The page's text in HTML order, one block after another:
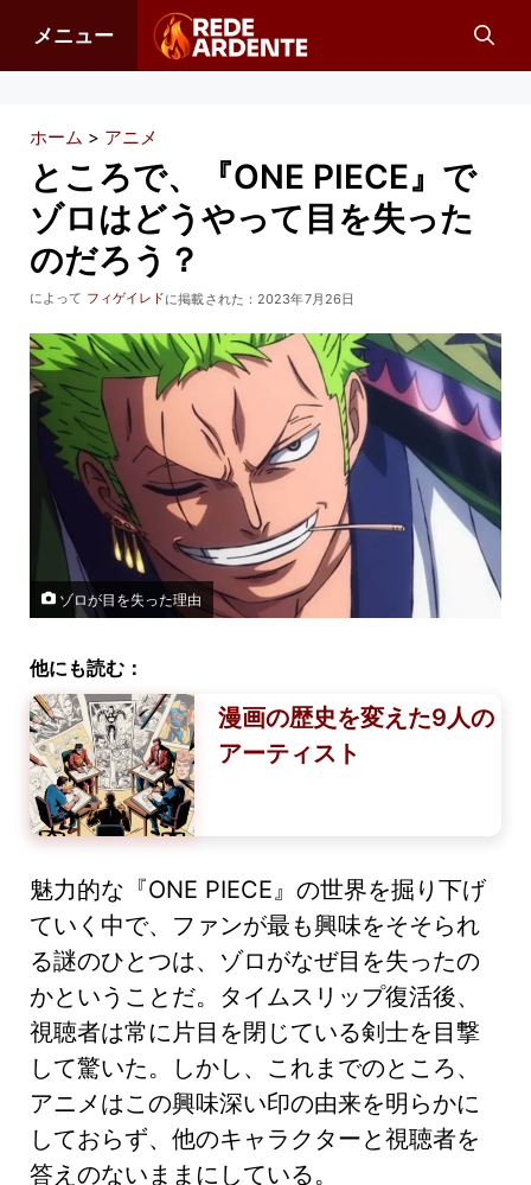
メニュー
ホーム > アニメ
ところで、『ONE PIECE』で
ゾロはどうやって目を失った
のだろう？
に掲載された： 2023年7月26日
によって フィゲイレド
ゾロが目を失った理由
他にも読む：
漫画の歴史を変えた9人の
アーティスト
魅力的な『ONE PIECE』の世界を掘り下げ
ていく中で、ファンが最も興味をそそられ
る謎のひとつは、ゾロがなぜ目を失ったの
かということだ。タイムスリップ復活後、
視聴者は常に片目を閉じている剣士を目撃
して驚いた。しかし、これまでのところ、
アニメはこの興味深い印の由来を明らかに
しておらず、他のキャラクターと視聴者を
答えのないままにしている。